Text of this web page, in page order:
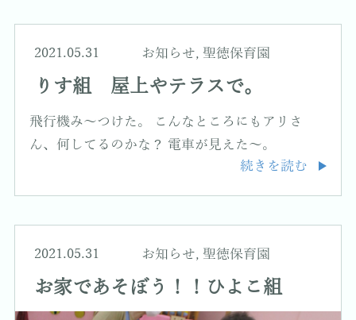
2021.05.31 お知らせ, 聖徳保育園
りす組 屋上やテラスで。
飛行機み～つけた。 こんなところにもアリさ
ん、何してるのかな？ 電車が見えた～。
続きを読む
2021.05.31 お知らせ, 聖徳保育園
お家であそぼう！！ひよこ組